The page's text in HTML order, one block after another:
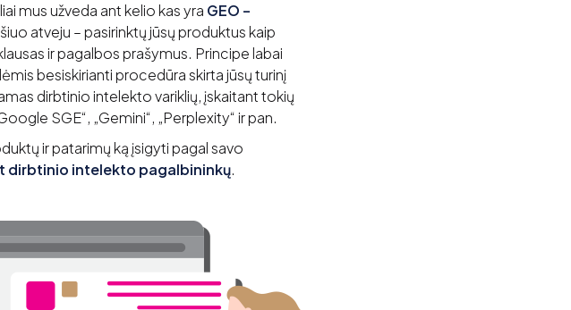
mus užveda ant kelio kas yra GEO –
šiuo atveju – pasirinktų jūsų produktus kaip
ir pagalbos prašymus. Principe labai
besiskirianti procedūra skirta jūsų turinį
dirbtinio intelekto variklių, įskaitant tokių
SGE“, „Gemini“, „Perplexity“ ir pan.
ir patarimų ką įsigyti pagal savo
dirbtinio intelekto pagalbininkų.